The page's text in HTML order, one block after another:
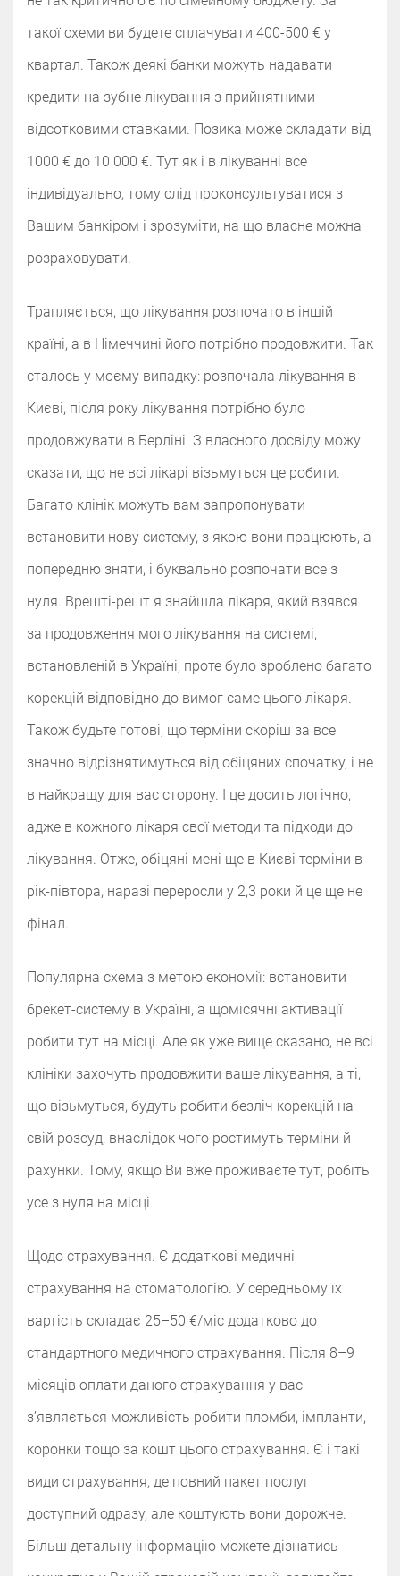
такої схеми ви будете сплачувати 400-500 € у
квартал. Також деякі банки можуть надавати
кредити на зубне лікування з прийнятними
відсотковими ставками. Позика може складати від
1000 € до 10 000 €. Тут як і в лікуванні все
індивідуально, тому слід проконсультуватися з
Вашим банкіром і зрозуміти, на що власне можна
розраховувати.
Трапляється, що лікування розпочато в іншій
країні, а в Німеччині його потрібно продовжити. Так
сталось у моєму випадку: розпочала лікування в
Києві, після року лікування потрібно було
продовжувати в Берліні. З власного досвіду можу
сказати, що не всі лікарі візьмуться це робити.
Багато клінік можуть вам запропонувати
встановити нову систему, з якою вони працюють, а
попередню зняти, і буквально розпочати все з
нуля. Врешті-решт я знайшла лікаря, який взявся
за продовження мого лікування на системі,
встановленій в Україні, проте було зроблено багато
корекцій відповідно до вимог саме цього лікаря.
Також будьте готові, що терміни скоріш за все
значно відрізнятимуться від обіцяних спочатку, і не
в найкращу для вас сторону. І це досить логічно,
адже в кожного лікаря свої методи та підходи до
лікування. Отже, обіцяні мені ще в Києві терміни в
рік-півтора, наразі переросли у 2,3 роки й це ще не
фінал.
Популярна схема з метою економії: встановити
брекет-систему в Україні, а щомісячні активації
робити тут на місці. Але як уже вище сказано, не всі
клініки захочуть продовжити ваше лікування, а ті,
що візьмуться, будуть робити безліч корекцій на
свій розсуд, внаслідок чого ростимуть терміни й
рахунки. Тому, якщо Ви вже проживаєте тут, робіть
усе з нуля на місці.
Щодо страхування. Є додаткові медичні
страхування на стоматологію. У середньому їх
вартість складає 25–50 €/міс додатково до
стандартного медичного страхування. Після 8–9
місяців оплати даного страхування у вас
з’являється можливість робити пломби, імпланти,
коронки тощо за кошт цього страхування. Є і такі
види страхування, де повний пакет послуг
доступний одразу, але коштують вони дорожче.
Більш детальну інформацію можете дізнатись